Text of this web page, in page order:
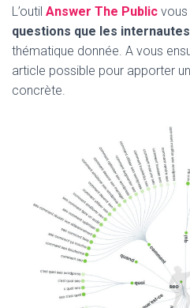
L’outil Answer The Public vous
questions que les
thématique donnée. A vous
article possible pour apporter
concrète.